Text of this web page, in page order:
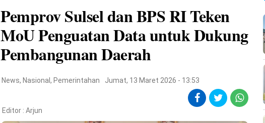
Pemprov Sulsel dan BPS RI Teken
MoU Penguatan Data untuk Dukung
Pembangunan Daerah
News, Nasional, Pemerintahan Jumat, 13 Maret 2026 - 13:53
Editor :Arjun